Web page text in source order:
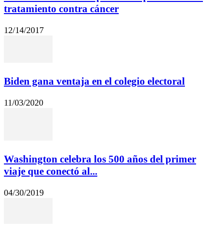
tratamiento contra cáncer
12/14/2017
Biden gana ventaja en el colegio electoral
11/03/2020
Washington celebra los 500 años del primer
viaje que conectó al...
04/30/2019